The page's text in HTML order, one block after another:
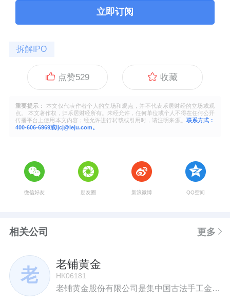
立即订阅
拆解IPO
点赞529 收藏
重要提示：
本文仅代表作者个人的立场和观点，并不代表乐居财经的立场或观
点。 本文著作权，归乐居财经所有。未经允许，任何单位或个人不得在任何公开
传播平台上使用本文内容；经允许进行转载或引用时，请注明来源。 联系方式：
400-606-6969或ljcj@leju.com。
微信好友 朋友圈 新浪微博 QQ空间
相关公司 更多
老
老铺黄金
HK06181
老铺黄金股份有限公司是集中国古法手工金器研发设计、生产加工、多渠道零售于一体的专业运营商。公司产品按古法手工金器工艺分为花丝类、镶嵌类、錾刻类和素面类金器。产品严格遵循中国古法手工工艺要求,蕴含东方经典神韵,兼具饰品佩戴和收藏价值,满足了认同中国经典文化和现代审美、追求黄金产品品质的消费者对黄金消费升级需求和购物体验需求。公司线下店铺/专柜全部采用自营模式,报告期各期末,公司线下店铺/专柜数量分别为8、15、18家,分布于北京、深圳、香港、沈阳、南京、杭州、厦门、西安等地的核心商业中心;另外,发行人开设了天猫旗舰店、微信精品店,进行线上销售渠道布局。